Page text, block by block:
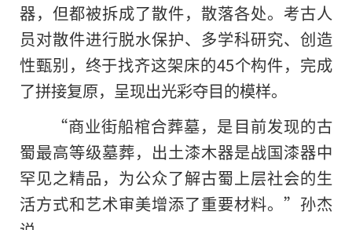
器，但都被拆成了散件，散落各处。考古人
员对散件进行脱水保护、多学科研究、创造
性甄别，终于找齐这架床的45个构件，完成
了拼接复原，呈现出光彩夺目的模样。
“商业街船棺合葬墓，是目前发现的古
蜀最高等级墓葬，出土漆木器是战国漆器中
罕见之精品，为公众了解古蜀上层社会的生
活方式和艺术审美增添了重要材料。”孙杰